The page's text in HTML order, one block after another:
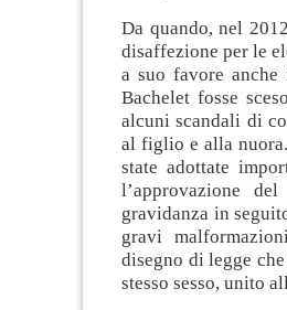
Da quando, nel
disaffezione per le
a suo favore
Bachelet fosse
alcuni scandali di
al figlio e alla
state adottate
l’approvazione
gravidanza in
gravi
disegno di legge
stesso sesso, unito